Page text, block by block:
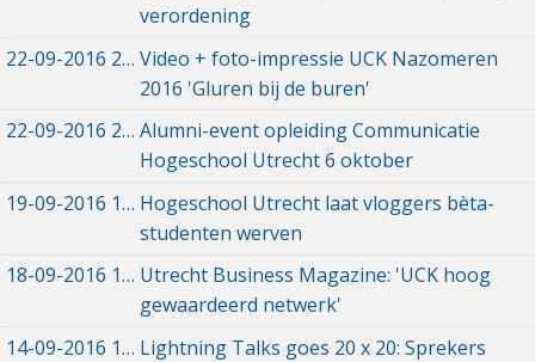
verordening
22-09-2016 22-09-2016 16:58
Video + foto-impressie UCK Nazomeren
2016 'Gluren bij de buren'
22-09-2016 22-09-2016 11:44
Alumni-event opleiding Communicatie
Hogeschool Utrecht 6 oktober
19-09-2016 19-09-2016 12:19
Hogeschool Utrecht laat vloggers bèta-
studenten werven
18-09-2016 18-09-2016 10:30
Utrecht Business Magazine: 'UCK hoog
gewaardeerd netwerk'
14-09-2016 14-09-2016 20:31
Lightning Talks goes 20 x 20: Sprekers